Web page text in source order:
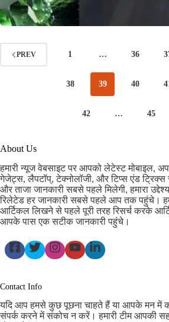
PREV 1 … 36
38 39 40
42 … 45
About Us
हमारी न्यूज वेबसाइट पर आपको लेटेस्ट मोबाइल,
गेजेट्स, लैपटॉप्, टेक्नोलॉजी, और टिप्स एंड ट्रिक्स
और ताजा जानकारी सबसे पहले मिलेगी, हमारा
रिलेटेड हर जानकारी सबसे पहले आप तक पहुंचे।
आर्टिकल लिखने से पहले पूरी तरह रिसर्च करके
आपके पास एक सटीक जानकारी पहुंचे।
Contact Info
यदि आप हमसे कुछ पूछना चाहते हैं या आपके मन में
संपर्क करने में संकोच न करें। हमारी टीम आपकी